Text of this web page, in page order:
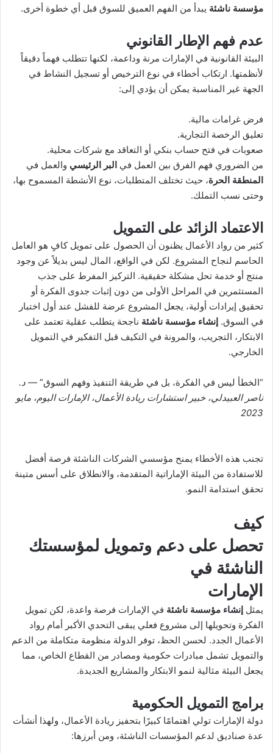
مؤسسة ناشئة يبدأ من الفهم العميق للسوق قبل أي خطوة أخرى.
عدم فهم الإطار القانوني
البيئة القانونية في الإمارات مرنة وداعمة، لكنها تتطلب فهماً دقيقاً
لأنظمتها. ارتكاب أخطاء في نوع الترخيص أو تسجيل النشاط في
الجهة غير المناسبة يمكن أن يؤدي إلى:
فرض غرامات مالية.
تعليق الرخصة التجارية.
صعوبات في فتح حساب بنكي أو التعاقد مع شركات محلية.
من الضروري فهم الفرق بين العمل في البر الرئيسي والعمل في
المنطقة الحرة، حيث تختلف المتطلبات، نوع الأنشطة المسموح بها،
وحتى نسب التملك.
الاعتماد الزائد على التمويل
كثير من رواد الأعمال يظنون أن الحصول على تمويل كافٍ هو العامل
الحاسم لنجاح المشروع. لكن في الواقع، المال ليس بديلاً عن وجود
منتج أو خدمة تحل مشكلة حقيقية. التركيز المفرط على جذب
المستثمرين في المراحل الأولى من دون إثبات جدوى الفكرة أو
تحقيق إيرادات أولية، يجعل المشروع عرضة للفشل عند أول اختبار
في السوق. إنشاء مؤسسة ناشئة ناجحة يتطلب عقلية تعتمد على
الابتكار، التجريب، والمرونة في التكيف قبل التفكير في التمويل
الخارجي.
“الخطأ ليس في الفكرة، بل في طريقة التنفيذ وفهم السوق” — د.
ناصر العبيدلي، خبير استشارات ريادة الأعمال، الإمارات اليوم، مايو
2023
تجنب هذه الأخطاء يمنح مؤسسي الشركات الناشئة فرصة أفضل
للاستفادة من البيئة الإماراتية المتقدمة، والانطلاق على أسس متينة
تحقق استدامة النمو.
كيف
تحصل على دعم وتمويل لمؤسستك
الناشئة في
الإمارات
يمثل إنشاء مؤسسة ناشئة في الإمارات فرصة واعدة، لكن تمويل
الفكرة وتحويلها إلى مشروع فعلي يبقى التحدي الأكبر أمام رواد
الأعمال الجدد. لحسن الحظ، توفر الدولة منظومة متكاملة من الدعم
والتمويل تشمل مبادرات حكومية ومصادر من القطاع الخاص، مما
يجعل البيئة مثالية لنمو الابتكار والمشاريع الجديدة.
برامج التمويل الحكومية
دولة الإمارات تولي اهتمامًا كبيرًا بتحفيز ريادة الأعمال، ولهذا أنشأت
عدة صناديق لدعم المؤسسات الناشئة، ومن أبرزها: